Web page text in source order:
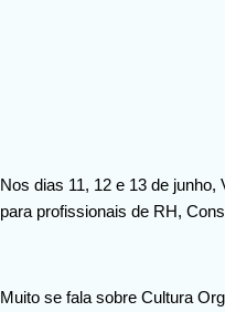
Nos dias 11, 12 e 13 de
para profissionais de RH,
Muito se fala sobre Cultura